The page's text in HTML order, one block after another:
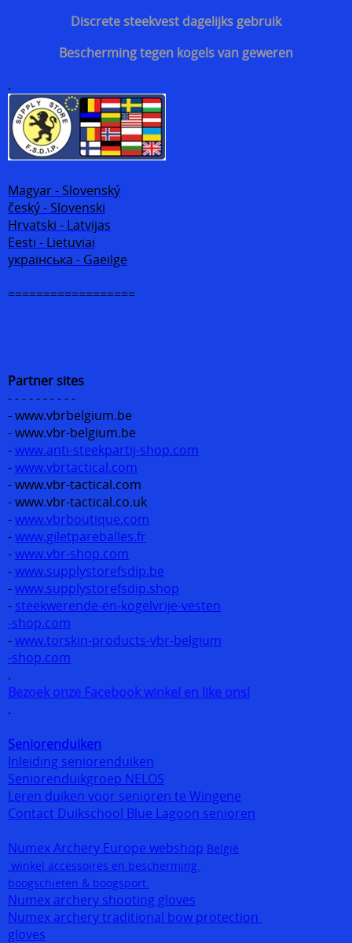
Discrete steekvest dagelijks gebruik
Bescherming tegen kogels van geweren
.
Magyar - Slovenský
český - Slovenski
Hrvatski - Latvijas
Eesti - Lietuviai
українська - Gaeilge
==================
Partner sites
- - - - - - - - - -
- www.vbrbelgium.be
- www.vbr-belgium.be
-www.anti-steekpartij-shop.com
-www.vbrtactical.com
- www.vbr-tactical.com
- www.vbr-tactical.co.uk
-www.vbrboutique.com
-www.giletpareballes.fr
-www.vbr-shop.com
-www.supplystorefsdip.be
-www.supplystorefsdip.shop
- steekwerende-en-kogelvrije-vesten
-shop.com
-www.torskin-products-vbr-belgium
-shop.com
.
Bezoek onze Facebook winkel en like ons!
.
Seniorenduiken
Inleiding seniorenduiken
Seniorenduikgroep NELOS
Leren duiken voor senioren te Wingene
Contact Duikschool Blue Lagoon senioren
Numex Archery Europe webshop België
winkel accessoires en bescherming
boogschieten & boogsport.
Numex archery shooting gloves
Numex archery traditional bow protection
gloves